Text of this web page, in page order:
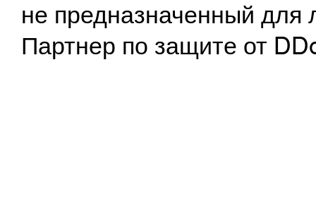
не предназначенный
Партнер по защите от